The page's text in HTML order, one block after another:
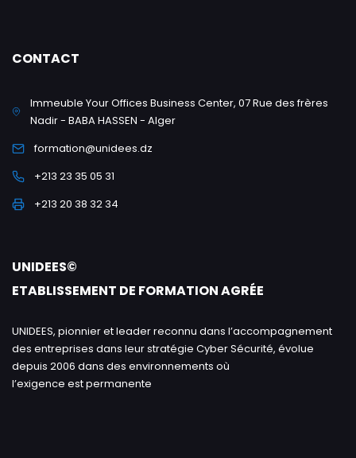
CONTACT
Immeuble Your Offices Business Center, 07 Rue des frères
Nadir - BABA HASSEN - Alger
formation@unidees.dz
+213 23 35 05 31
+213 20 38 32 34
UNIDEES©
ETABLISSEMENT DE FORMATION AGRÉE
UNIDEES, pionnier et leader reconnu dans l’accompagnement
des entreprises dans leur stratégie Cyber Sécurité, évolue
depuis 2006 dans des environnements où
l’exigence est permanente